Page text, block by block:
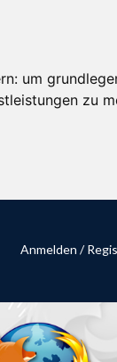
um
zu
Anmelden /